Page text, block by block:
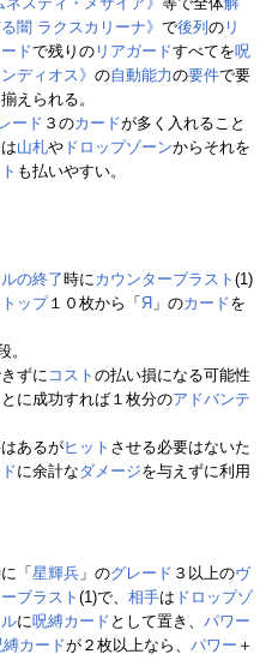
る闇 ラクスカリーナ》 で後列 の リ
ドで残りの リアガードすべてを呪
ディオス》 の自動能力の要件で要
えられる。
ード ３のカードが多く入れること
山札や ドロップゾーンからそれを
も払いやすい。
の終了時にカウンターブラスト (1)
ップ１０枚から「 Я 」のカードを
。
ずに コスト の払い損になる可能性
に成功すれば１枚分のアドバンテ
あるがヒット させる必要はないた
に余計なダメージを与えずに利用
「 星輝兵 」のグレード ３以上のヴ
ブラスト (1)で、 相手は ドロップゾ
に呪縛カード として置き、 パワー
縛カードが２枚以上なら、 パワー ＋